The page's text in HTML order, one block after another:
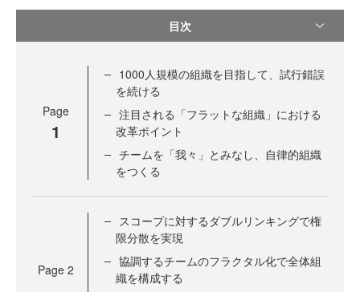
目次
Page
1
1000人規模の組織を目指して、試行錯誤
を続ける
注目される「フラットな組織」における
改革ポイント
チームを「我々」とみなし、自律的組織
をつくる
Page 2
スコープに対するダブルリンキングで権
限分散を実現
協調するチームのフラクタル化で全体組
織を構成する